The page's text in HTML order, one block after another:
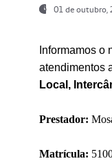
01 de outubro,
Informamos o
atendimentos
Local,
Prestador:
Matrícula: